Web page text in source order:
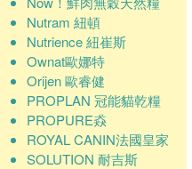
Nutram 紐頓
Nutrience 紐崔斯
Ownat歐娜特
Orijen 歐睿健
PROPLAN 冠能貓乾糧
PROPURE猋
ROYAL CANIN法國皇家
SOLUTION 耐吉斯